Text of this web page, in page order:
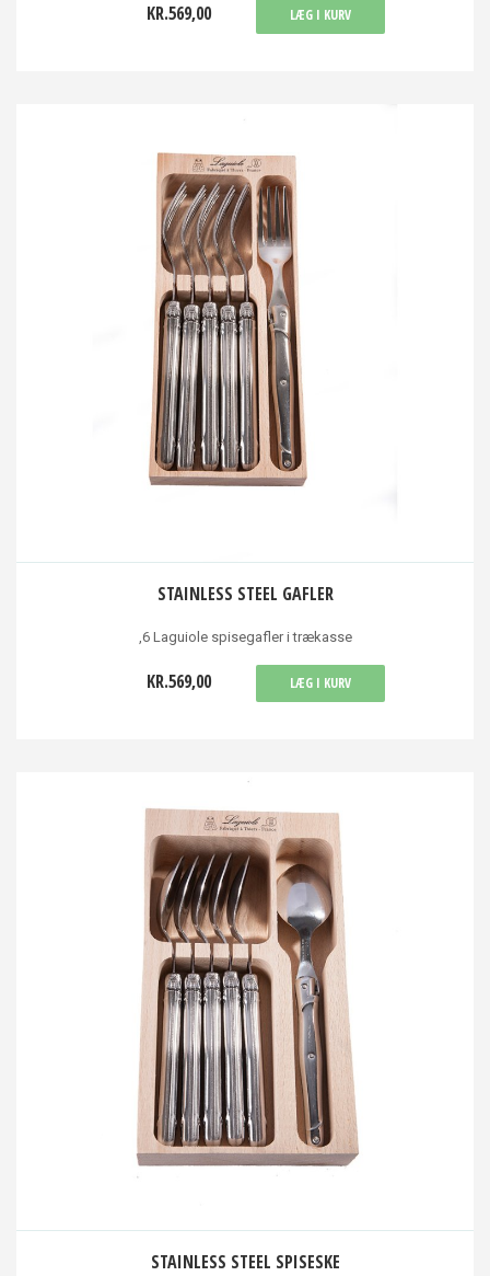
KR.569,00 LÆG I KURV
STAINLESS STEEL GAFLER
,6 Laguiole spisegafler i trækasse
KR.569,00 LÆG I KURV
STAINLESS STEEL SPISESKE